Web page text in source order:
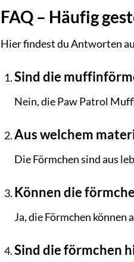
FAQ – Häufig
Hier findest du Antworten
Sind die
Nein, die Paw Patrol
Aus welchem
Die Förmchen sind aus
Können die
Ja, die Förmchen
Sind die förmchen